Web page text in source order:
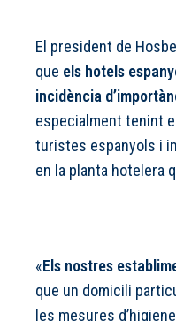
El president de
que els hotels
incidència
especialment tenint
turistes espanyols i
en la planta hotelera
«Els nostres
que un domicili
les mesures